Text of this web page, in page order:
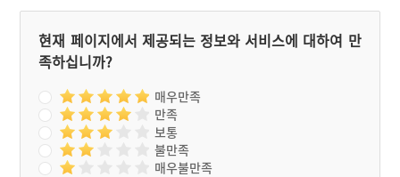
현재 페이지에서 제공되는 정보와 서비스에 대하여 만
족하십니까?
매우만족
만족
보통
불만족
매우불만족